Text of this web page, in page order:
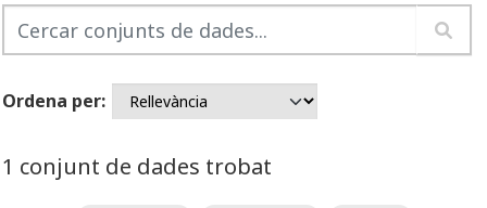
Ordena per
1 conjunt de dades trobat